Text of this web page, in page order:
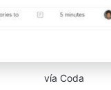
vía Coda